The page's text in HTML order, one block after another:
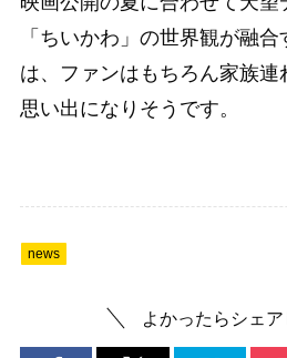
「ちいかわ」の世界観が融
は、ファンはもちろん家族連
思い出になりそうです。
news
よかったらシェア